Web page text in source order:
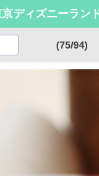
京ディズニーラン
(75/94)